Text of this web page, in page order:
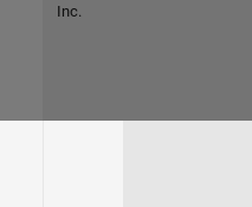
Inc.